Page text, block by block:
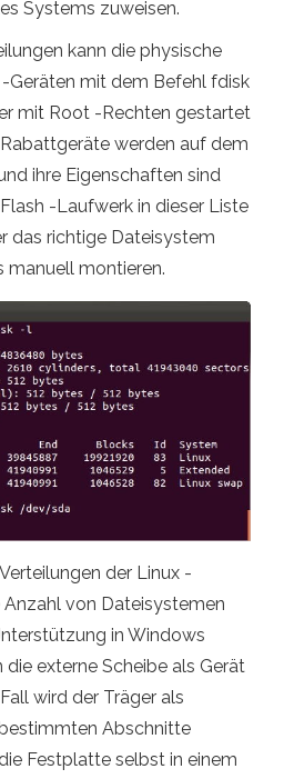
Systems zuweisen.
kann die physische
Geräten mit dem Befehl fdisk
mit Root -Rechten gestartet
werden auf dem
ihre Eigenschaften sind
-Laufwerk in dieser Liste
das richtige Dateisystem
manuell montieren.
der Linux -
Anzahl von Dateisystemen
in Windows
externe Scheibe als Gerät
wird der Träger als
Abschnitte
Festplatte selbst in einem